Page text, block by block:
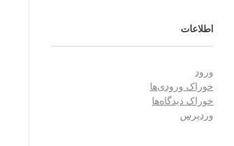
اطلاعات
ورود
خوراک ورودی‌ها
خوراک دیدگاه‌ها
وردپرس